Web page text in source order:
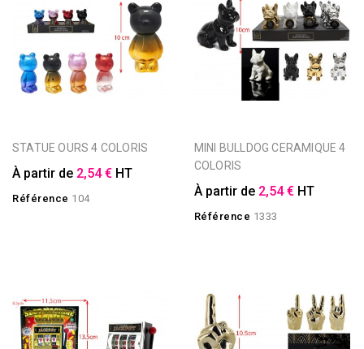
STATUE OURS 4 COLORIS
À partir de 2,54 € HT
Référence 104
MINI BULLDOG CERAMIQUE 4
COLORIS
À partir de 2,54 € HT
Référence 1333